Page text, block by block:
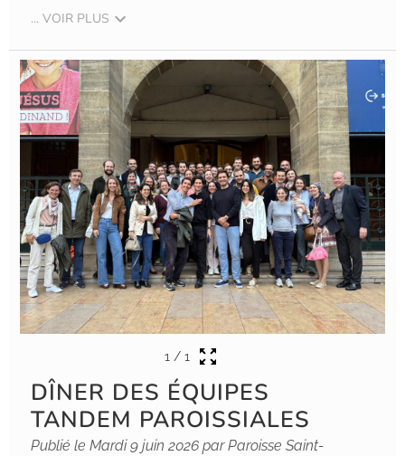
... VOIR PLUS
1 / 1
DÎNER DES ÉQUIPES
TANDEM PAROISSIALES
Publié le Mardi 9 juin 2026 par Paroisse Saint-